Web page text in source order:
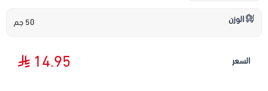
الوزن 50 جم
السعر 14.95